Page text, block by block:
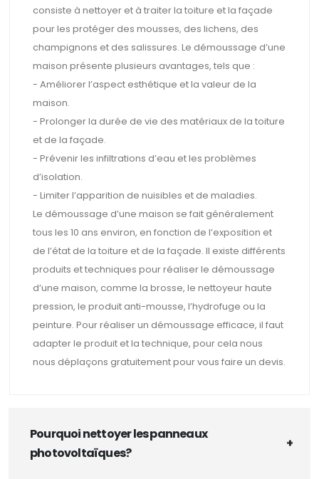
consiste à nettoyer et à traiter la toiture et la façade
pour les protéger des mousses, des lichens, des
champignons et des salissures. Le démoussage d’une
maison présente plusieurs avantages, tels que :
- Améliorer l’aspect esthétique et la valeur de la
maison.
- Prolonger la durée de vie des matériaux de la toiture
et de la façade.
- Prévenir les infiltrations d’eau et les problèmes
d’isolation.
- Limiter l’apparition de nuisibles et de maladies.
Le démoussage d’une maison se fait généralement
tous les 10 ans environ, en fonction de l’exposition et
de l’état de la toiture et de la façade. Il existe différents
produits et techniques pour réaliser le démoussage
d’une maison, comme la brosse, le nettoyeur haute
pression, le produit anti-mousse, l’hydrofuge ou la
peinture. Pour réaliser un démoussage efficace, il faut
adapter le produit et la technique, pour cela nous
nous déplaçons gratuitement pour vous faire un devis.
Pourquoi nettoyer les panneaux
photovoltaïques?